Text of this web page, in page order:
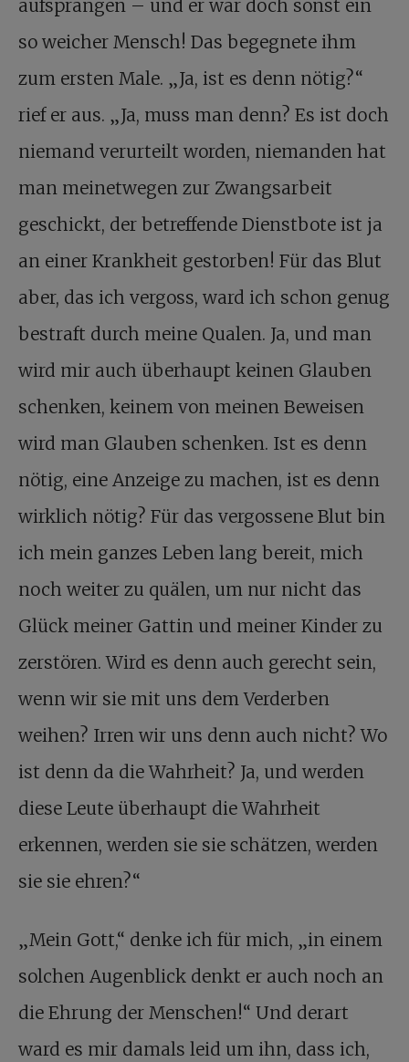
aufsprangen – und er war doch sonst ein
so weicher Mensch! Das begegnete ihm
zum ersten Male. „Ja, ist es denn nötig?“
rief er aus. „Ja, muss man denn? Es ist doch
niemand verurteilt worden, niemanden hat
man meinetwegen zur Zwangsarbeit
geschickt, der betreffende Dienstbote ist ja
an einer Krankheit gestorben! Für das Blut
aber, das ich vergoss, ward ich schon genug
bestraft durch meine Qualen. Ja, und man
wird mir auch überhaupt keinen Glauben
schenken, keinem von meinen Beweisen
wird man Glauben schenken. Ist es denn
nötig, eine Anzeige zu machen, ist es denn
wirklich nötig? Für das vergossene Blut bin
ich mein ganzes Leben lang bereit, mich
noch weiter zu quälen, um nur nicht das
Glück meiner Gattin und meiner Kinder zu
zerstören. Wird es denn auch gerecht sein,
wenn wir sie mit uns dem Verderben
weihen? Irren wir uns denn auch nicht? Wo
ist denn da die Wahrheit? Ja, und werden
diese Leute überhaupt die Wahrheit
erkennen, werden sie sie schätzen, werden
sie sie ehren?“
„Mein Gott,“ denke ich für mich, „in einem
solchen Augenblick denkt er auch noch an
die Ehrung der Menschen!“ Und derart
ward es mir damals leid um ihn, dass ich,